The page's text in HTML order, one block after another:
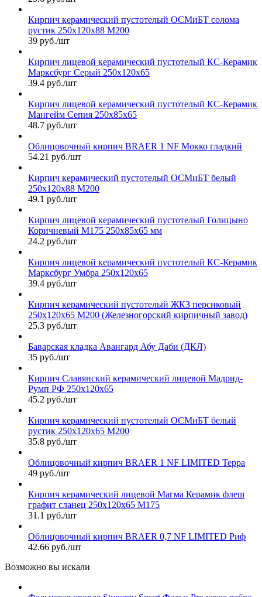
Кирпич керамический пустотелый ОСМиБТ солома
рустик 250х120х88 М200
39 руб./шт
Кирпич лицевой керамический пустотелый КС-Керамик
Марксбург Серый 250х120х65
39.4 руб./шт
Кирпич лицевой керамический пустотелый КС-Керамик
Мангейм Сепия 250х85х65
48.7 руб./шт
Облицовочный кирпич BRAER 1 NF Мокко гладкий
54.21 руб./шт
Кирпич керамический пустотелый ОСМиБТ белый
250х120х88 М200
49.1 руб./шт
Кирпич лицевой керамический пустотелый Голицыно
Коричневый М175 250х85х65 мм
24.2 руб./шт
Кирпич лицевой керамический пустотелый КС-Керамик
Марксбург Умбра 250х120х65
39.4 руб./шт
Кирпич керамический пустотелый ЖКЗ персиковый
250х120х65 М200 (Железногорский кирпичный завод)
25.3 руб./шт
Баварская кладка Авангард Абу Даби (ДКЛ)
35 руб./шт
Кирпич Славянский керамический лицевой Мадрид-
Румп РФ 250х120х65
45.2 руб./шт
Кирпич керамический пустотелый ОСМиБТ белый
рустик 250х120х65 М200
35.8 руб./шт
Облицовочный кирпич BRAER 1 NF LIMITED Терра
49 руб./шт
Кирпич керамический лицевой Магма Керамик флеш
графит сланец 250х120х65 М175
31.1 руб./шт
Облицовочный кирпич BRAER 0,7 NF LIMITED Риф
42.66 руб./шт
Возможно вы искали